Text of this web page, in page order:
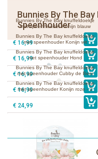
Bunnies By The
Speenhouder
Bunnies By The Bay knuffeldoekje
met speenhouder Konijn blauw
€ 16,99
Bunnies By The Bay knuffeldoekje
met speenhouder Konijn wit
€ 16,99
Bunnies By The Bay knuffeldoekje
met speenhouder Hond
€ 16,99
Bunnies By The Bay knuffeldoekje
met speenhouder Cubby de Beer
€ 16,99
Bunnies By The Bay knuffeldoekje
met speenhouder Konijn roze - 2
€ 24,99